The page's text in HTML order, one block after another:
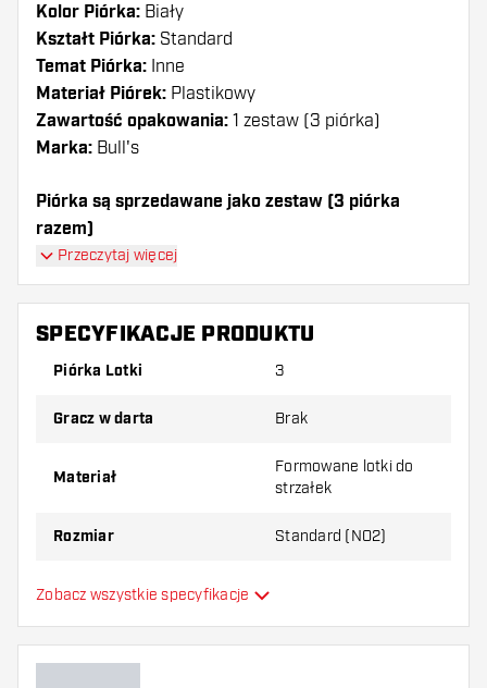
Kolor Piórka: Biały
Kształt Piórka: Standard
Temat Piórka: Inne
Materiał Piórek: Plastikowy
Zawartość opakowania: 1 zestaw (3 piórka)
Marka: Bull's
Piórka są sprzedawane jako zestaw (3 piórka
razem)
Dartshopper tip!
Upewnij się, że masz pod ręką dużo piórek i
złamane w wyniku użytkowania.
piórek, aby dowiedzieć się, który wariant
Przeczytaj więcej
SPECYFIKACJE PRODUKTU
Piórka Lotki 3
Gracz w darta Brak
Materiał
Formowane lotki do
strzałek
Rozmiar Standard (NO2)
Typ
Zobacz wszystkie specyfikacje